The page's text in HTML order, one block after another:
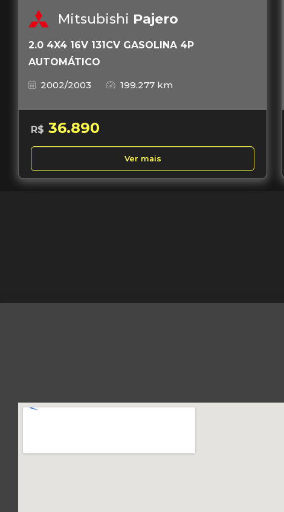
Mitsubishi Pajero
2.0 4X4 16V 131CV GASOLINA 4P
AUTOMÁTICO
2002/2003
199.277 km
R$ 36.890
Ver mais